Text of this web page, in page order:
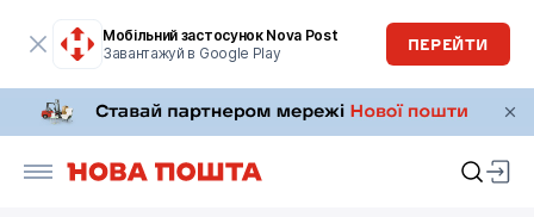
Мобільний застосунок Nova Post
Завантажуй в Google Play
ПЕРЕЙТИ